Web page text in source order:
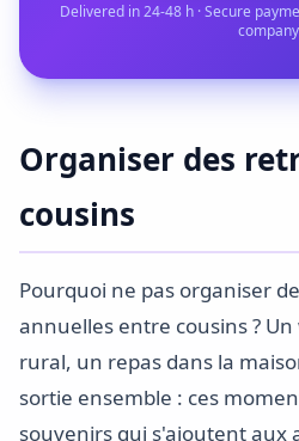
Delivered in 24-48 h · Secure
company
Organiser des
cousins
Pourquoi ne pas organiser
annuelles entre cousins ?
rural, un repas dans la
sortie ensemble : ces
souvenirs qui s'ajoutent aux